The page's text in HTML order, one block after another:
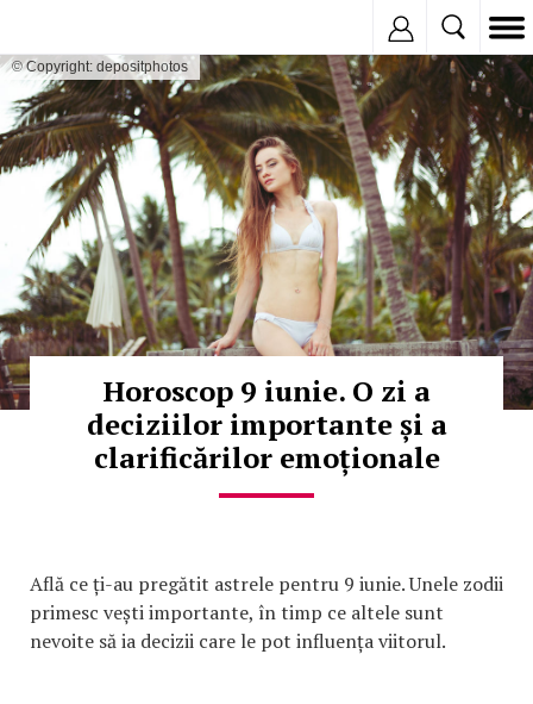
© Copyright: depositphotos
Horoscop 9 iunie. O zi a
deciziilor importante și a
clarificărilor emoționale
Află ce ți-au pregătit astrele pentru 9 iunie. Unele zodii
primesc vești importante, în timp ce altele sunt
nevoite să ia decizii care le pot influența viitorul.